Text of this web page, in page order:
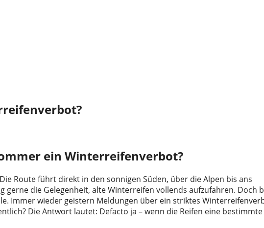
ein Winterreifenverbot?
Route führt direkt in den sonnigen Süden, über die Alpen bis ans
die Gelegenheit, alte Winterreifen vollends aufzufahren. Doch
Immer wieder geistern Meldungen über ein striktes
Die Antwort lautet: Defacto ja – wenn die Reifen eine bestimmte